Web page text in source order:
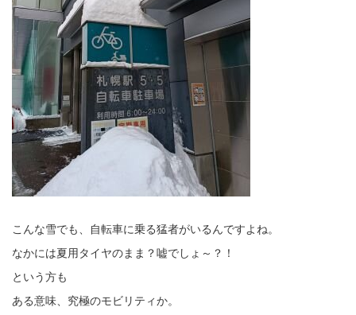
こんな雪でも、自転車に乗る猛者がいるんですよね。
なかには夏用タイヤのまま？嘘でしょ～？！
という方も
ある意味、究極のモビリティか。